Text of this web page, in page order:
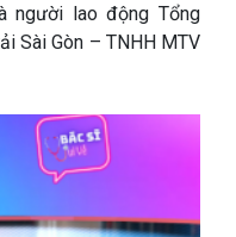
người lao động Tổng
Sài Gòn – TNHH MTV